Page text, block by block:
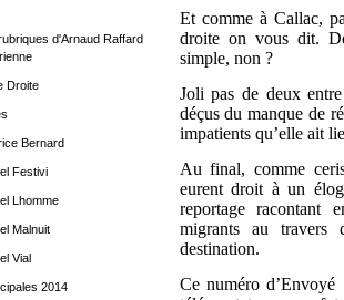
d'Arnaud Raffard
Droite
Bernard
Festivi
Lhomme
Malnuit
Vial
2014
Et comme à Callac,
droite on vous dit.
simple, non ?
Joli pas de deux
déçus du manque de
impatients qu’elle ait
Au final, comme
eurent droit à un
reportage racontant
migrants au travers
destination.
Ce numéro